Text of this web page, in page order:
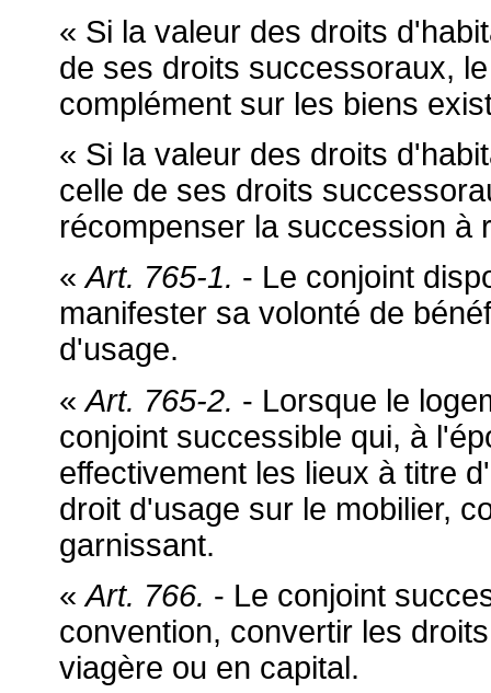
« Si la valeur des droits
de ses droits successoraux,
complément sur les biens
« Si la valeur des droits
celle de ses droits
récompenser la succession à
«Art. 765-1. - Le conjoint
manifester sa volonté de
d'usage.
«Art. 765-2. - Lorsque le
conjoint successible qui, à
effectivement les lieux à titre
droit d'usage sur le mobilier,
garnissant.
«Art. 766. - Le conjoint
convention, convertir les
viagère ou en capital.